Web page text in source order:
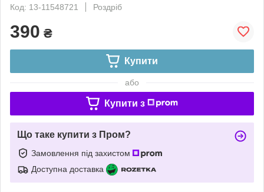
Код: 13-11548721
Роздріб
390 ₴
Купити
або
Купити з
Що таке купити з Пром?
Замовлення під захистом
Доступна доставка